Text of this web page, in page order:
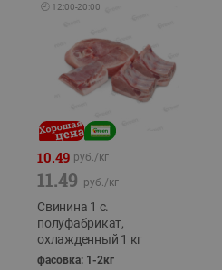
🕘 12:00-20:00
10.49 руб./кг
11.49 руб./кг
Свинина 1 с.
полуфабрикат,
охлажденный 1 кг
фасовка: 1-2кг